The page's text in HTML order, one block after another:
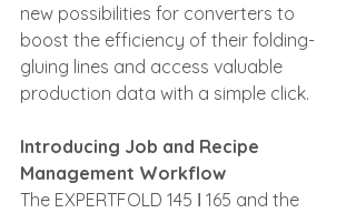
new possibilities for converters to
boost the efficiency of their folding-
gluing lines and access valuable
production data with a simple click.
Introducing Job and Recipe
Management Workflow
The EXPERTFOLD 145 І 165 and the